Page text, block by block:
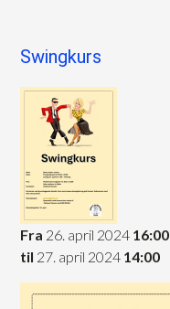
Swingkurs
Fra 26. april 2024 16:00
til 27. april 2024 14:00